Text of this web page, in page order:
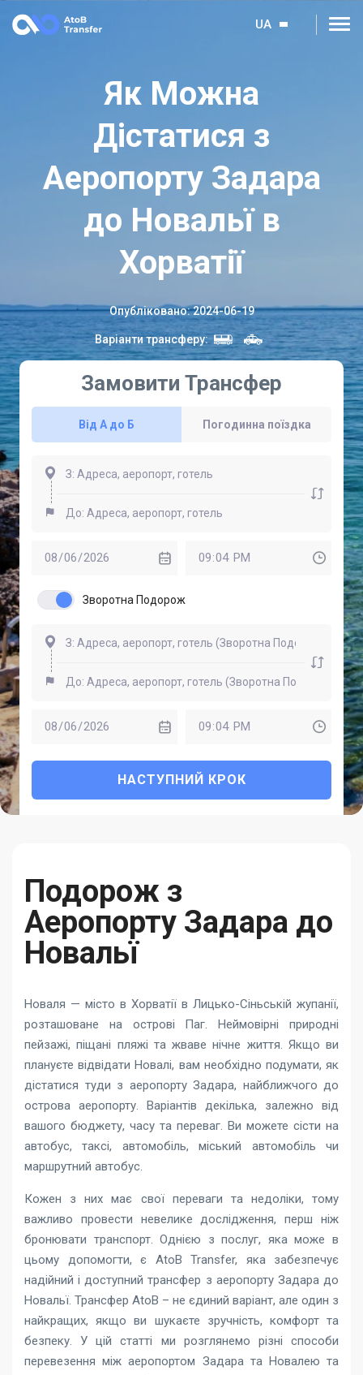
UA
Як Можна
Дістатися з
Аеропорту Задара
до Новальї в
Хорватії
Опубліковано:2024-06-19
Варіанти трансферу:
Замовити Трансфер
Від А до Б Погодинна поїздка
Зворотна Подорож
НАСТУПНИЙ КРОК
Подорож з
Аеропорту Задара до
Новальї
Новаля — місто в Хорватії в Лицько-Сіньській жупанії,
розташоване на острові Паг. Неймовірні природні
пейзажі, піщані пляжі та жваве нічне життя. Якщо ви
плануєте відвідати Новалі, вам необхідно подумати, як
дістатися туди з аеропорту Задара, найближчого до
острова аеропорту. Варіантів декілька, залежно від
вашого бюджету, часу та переваг. Ви можете сісти на
автобус, таксі, автомобіль, міський автомобіль чи
маршрутний автобус.
Кожен з них має свої переваги та недоліки, тому
важливо провести невелике дослідження, перш ніж
бронювати транспорт. Однією з послуг, яка може в
цьому допомогти, є AtoB Transfer, яка забезпечує
надійний і доступний трансфер з аеропорту Задара до
Новальї. Трансфер AtoB – не єдиний варіант, але один з
найкращих, якщо ви шукаєте зручність, комфорт та
безпеку. У цій статті ми розглянемо різні способи
перевезення між аеропортом Задара та Новалею та